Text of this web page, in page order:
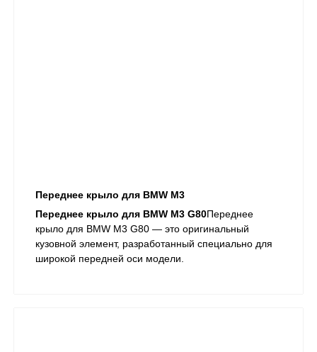
Переднее крыло для BMW M3
Переднее крыло для BMW M3 G80Переднее
крыло для BMW M3 G80 — это оригинальный
кузовной элемент, разработанный специально для
широкой передней оси модели.